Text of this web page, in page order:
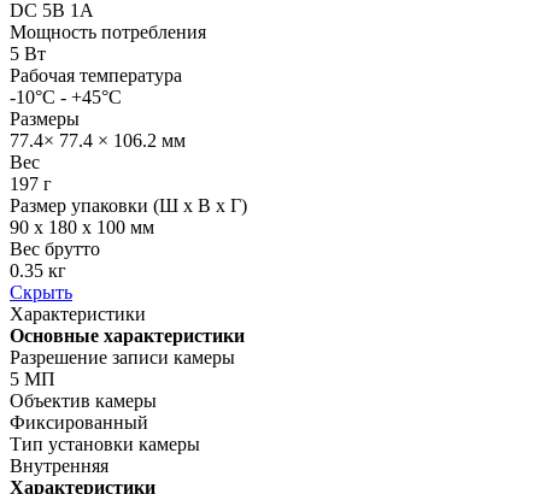
DC 5В 1A
Мощность потребления
5 Вт
Рабочая температура
-10°C - +45°C
Размеры
77.4× 77.4 × 106.2 мм
Вес
197 г
Размер упаковки (Ш х В х Г)
90 x 180 x 100 мм
Вес брутто
0.35 кг
Скрыть
Характеристики
Основные характеристики
Разрешение записи камеры
5 МП
Объектив камеры
Фиксированный
Тип установки камеры
Внутренняя
Характеристики